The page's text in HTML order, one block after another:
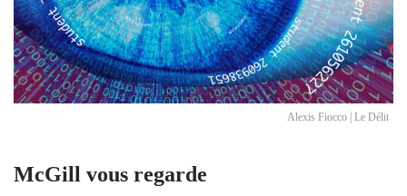
Alexis Fiocco | Le Délit
McGill vous regarde